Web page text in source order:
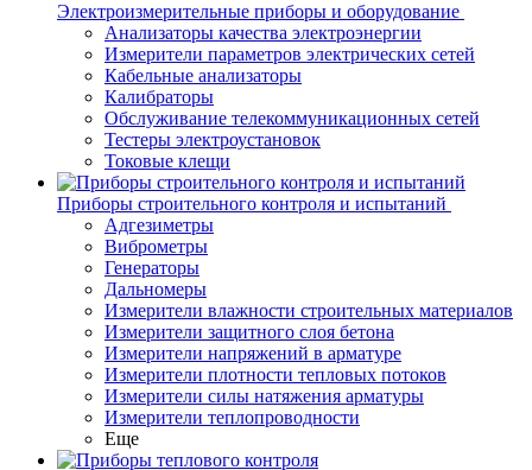
Электроизмерительные приборы и оборудование
Анализаторы качества электроэнергии
Измерители параметров электрических сетей
Кабельные анализаторы
Калибраторы
Обслуживание телекоммуникационных сетей
Тестеры электроустановок
Токовые клещи
Приборы строительного контроля и испытаний
Адгезиметры
Виброметры
Генераторы
Дальномеры
Измерители влажности строительных материалов
Измерители защитного слоя бетона
Измерители напряжений в арматуре
Измерители плотности тепловых потоков
Измерители силы натяжения арматуры
Измерители теплопроводности
Еще